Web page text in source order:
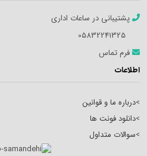
پشتیبانی در ساعات اداری
05832241325
فرم تماس
اطلاعات
>درباره ما و قوانین
>دانلود فونت ها
>سوالات متداول